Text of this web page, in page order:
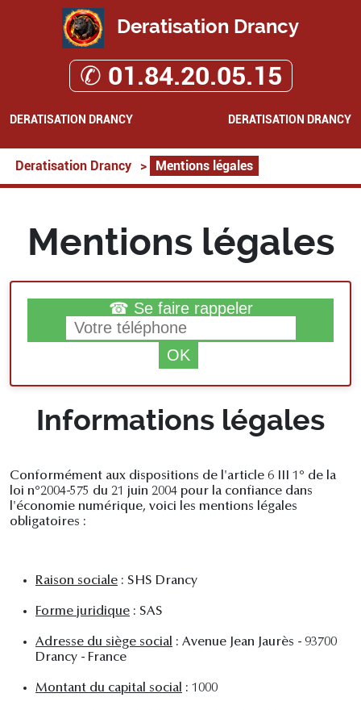
Deratisation Drancy
✆ 01.84.20.05.15
DERATISATION DRANCY DERATISATION DRANCY
Deratisation Drancy > Mentions légales
Mentions légales
☎ Se faire rappeler
Informations légales
Conformément aux dispositions de l'article 6 III 1° de la
loi n°2004-575 du 21 juin 2004 pour la confiance dans
l'économie numérique, voici les mentions légales
obligatoires :
Raison sociale : SHS Drancy
Forme juridique : SAS
Adresse du siège social : Avenue Jean Jaurès - 93700
Drancy - France
Montant du capital social : 1000